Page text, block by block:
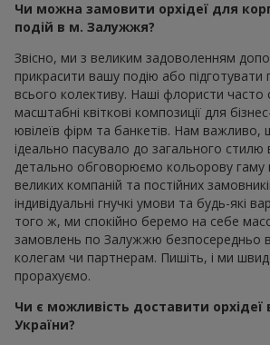
Чи можна замовити орхідеї для
подій в м. Залужжя?
Звісно, ми з великим задоволенням
прикрасити вашу подію або підготувати
всього колективу. Наші флористи
масштабні квіткові композиції для
ювілеїв фірм та банкетів. Нам
ідеально пасувало до загального
детально обговорюємо кольорову
великих компаній та постійних
індивідуальні гнучкі умови та будь-які
того ж, ми спокійно беремо на себе
замовлень по Залужжю безпосередньо
колегам чи партнерам. Пишіть, і ми
прорахуємо.
Чи є можливість доставити орхідеї
України?